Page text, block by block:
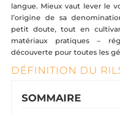
langue. Mieux vaut lever le
l’origine de sa
petit doute, tout en
matériaux pratiques –
découverte pour toutes les
DÉFINITION DU
SOMMAIRE